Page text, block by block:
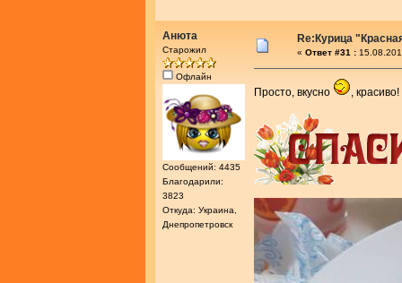
Анюта
Старожил
Офлайн
Сообщений: 4435
Благодарили:
3823
Откуда: Украина,
Днепропетровск
Re:Курица
« Ответ #31 :
Просто, вкусно ,